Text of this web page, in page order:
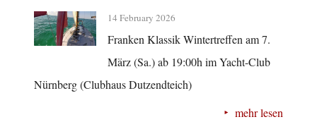
14 February 2026
Franken Klassik Wintertreffen am 7.
März (Sa.) ab 19:00h im Yacht-Club
Nürnberg (Clubhaus Dutzendteich)
mehr lesen